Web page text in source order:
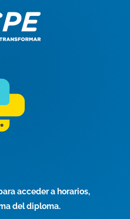
acceder a horarios,
del diploma.